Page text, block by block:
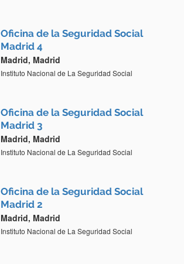
Oficina de la Seguridad Social
Madrid 4
Madrid, Madrid
Instituto Nacional de La Seguridad Social
Oficina de la Seguridad Social
Madrid 3
Madrid, Madrid
Instituto Nacional de La Seguridad Social
Oficina de la Seguridad Social
Madrid 2
Madrid, Madrid
Instituto Nacional de La Seguridad Social